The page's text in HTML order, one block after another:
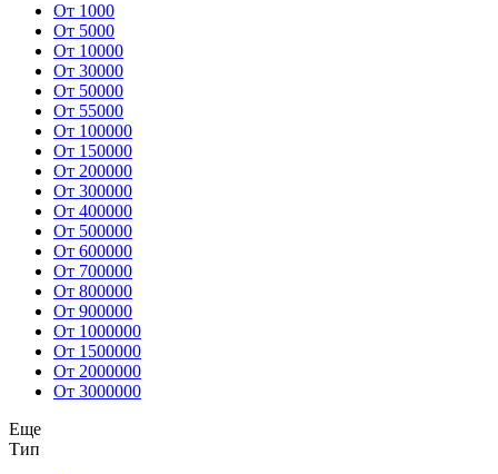
От 1000
От 5000
От 10000
От 30000
От 50000
От 55000
От 100000
От 150000
От 200000
От 300000
От 400000
От 500000
От 600000
От 700000
От 800000
От 900000
От 1000000
От 1500000
От 2000000
От 3000000
Еще
Тип